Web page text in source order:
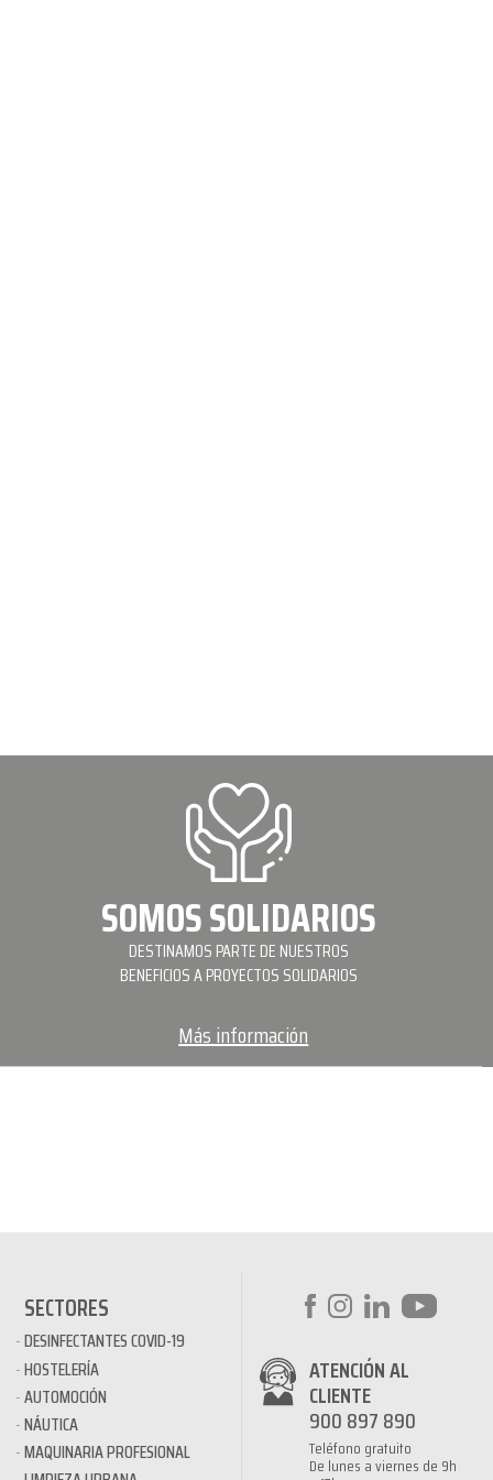
SOMOS SOLIDARIOS
DESTINAMOS PARTE DE NUESTROS
BENEFICIOS A PROYECTOS SOLIDARIOS
Más información
SECTORES
DESINFECTANTES COVID-19
HOSTELERÍA
AUTOMOCIÓN
NÁUTICA
MAQUINARIA PROFESIONAL
ATENCIÓN AL
CLIENTE
900 897 890
Teléfono gratuito
De lunes a viernes de 9h